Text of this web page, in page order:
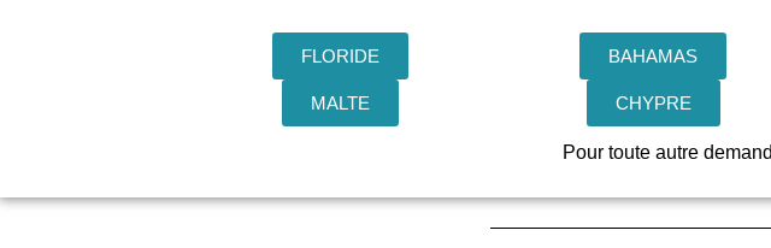
FLORIDE BAHAMAS
MALTE CHYPRE
Pour toute autre